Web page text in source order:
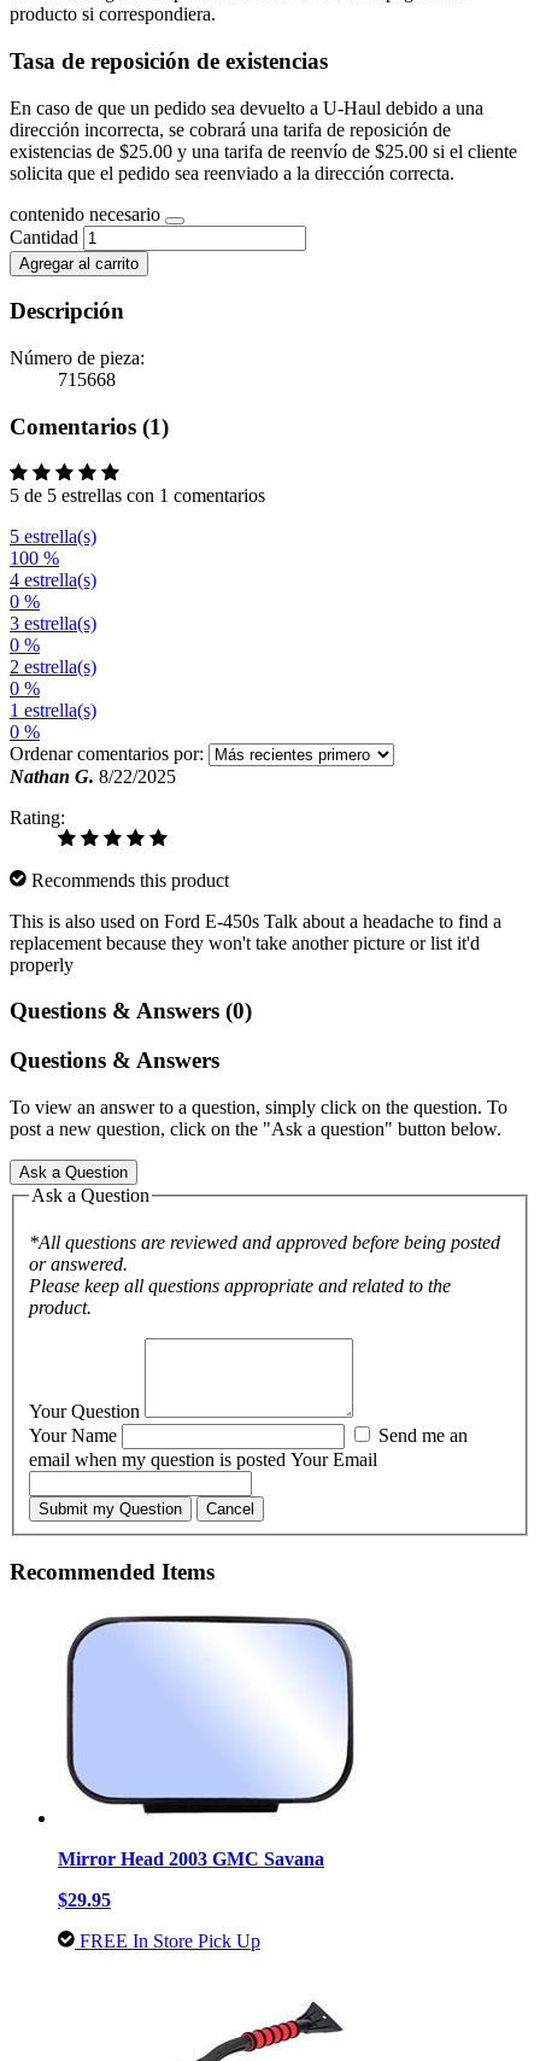
producto si correspondiera.
Tasa de reposición de existencias
En caso de que un pedido sea devuelto a U-Haul debido a una
dirección incorrecta, se cobrará una tarifa de reposición de
existencias de $25.00 y una tarifa de reenvío de $25.00 si el cliente
solicita que el pedido sea reenviado a la dirección correcta.
contenido necesario
Cantidad
Agregar al carrito
Descripción
Número de pieza:
715668
Comentarios (1)
5 de 5 estrellas con 1 comentarios
5 estrella(s)
100 %
4 estrella(s)
0 %
3 estrella(s)
0 %
2 estrella(s)
0 %
1 estrella(s)
0 %
Ordenar comentarios por:
Nathan G. 8/22/2025
Rating:
Recommends this product
This is also used on Ford E-450s Talk about a headache to find a
replacement because they won't take another picture or list it'd
properly
Questions & Answers (0)
Questions & Answers
To view an answer to a question, simply click on the question. To
post a new question, click on the "Ask a question" button below.
Ask a Question
Ask a Question
*All questions are reviewed and approved before being posted
or answered.
Please keep all questions appropriate and related to the
product.
Your Question
Your Name
email when my question is posted Your Email
Submit my Question Cancel
Recommended Items
Mirror Head 2003 GMC Savana
$29.95
FREE In Store Pick Up